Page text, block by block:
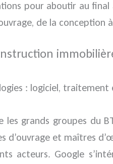
pour aboutir au
de la
: logiciel,
grands groupes du
d’ouvrage et maîtres
acteurs. Google